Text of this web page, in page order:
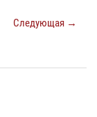
Следующая →